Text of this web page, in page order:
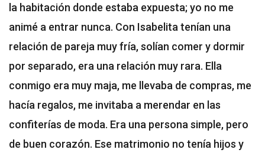
la habitación donde estaba expuesta; yo no me
animé a entrar nunca. Con Isabelita tenían una
relación de pareja muy fría, solían comer y dormir
por separado, era una relación muy rara. Ella
conmigo era muy maja, me llevaba de compras, me
hacía regalos, me invitaba a merendar en las
confiterías de moda. Era una persona simple, pero
de buen corazón. Ese matrimonio no tenía hijos y